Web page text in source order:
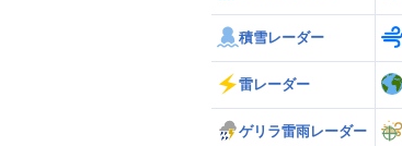
積雪レーダー
雷レーダー
ゲリラ雷雨レーダー